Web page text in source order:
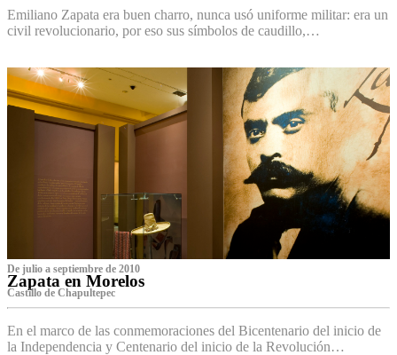
Emiliano Zapata era buen charro, nunca usó uniforme militar: era un
civil revolucionario, por eso sus símbolos de caudillo,…
De julio a septiembre de 2010
Zapata en Morelos
Castillo de Chapultepec
En el marco de las conmemoraciones del Bicentenario del inicio de
la Independencia y Centenario del inicio de la Revolución…